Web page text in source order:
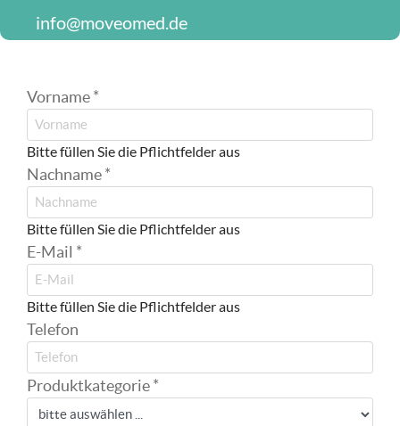
info@moveomed.de
Vorname*
Bitte füllen Sie die Pflichtfelder aus
Nachname*
Bitte füllen Sie die Pflichtfelder aus
E-Mail *
Bitte füllen Sie die Pflichtfelder aus
Telefon
Produktkategorie*